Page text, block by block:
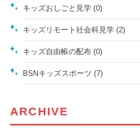
キッズおしごと見学 (0)
キッズリモート社会科見学 (2)
キッズ自由帳の配布 (0)
BSNキッズスポーツ (7)
ARCHIVE